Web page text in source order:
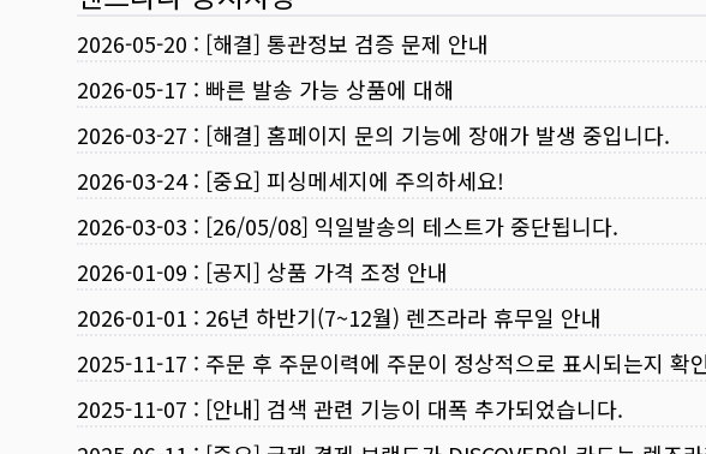
2026-05-20 : [해결] 통관정보 검증 문제 안내
2026-05-17 : 빠른 발송 가능 상품에 대해
2026-03-27 : [해결] 홈페이지 문의 기능에 장애가 발생 중입니다.
2026-03-24: [중요] 피싱메세지에 주의하세요!
2026-03-03 : [26/05/08] 익일발송의 테스트가 중단됩니다.
2026-01-09 : [공지] 상품 가격 조정 안내
2026-01-01 : 26년 하반기(7~12월) 렌즈라라 휴무일 안내
2025-11-17 : 주문 후 주문이력에 주문이 정상적으로 표시되는지 확
2025-11-07 : [안내] 검색 관련 기능이 대폭 추가되었습니다.